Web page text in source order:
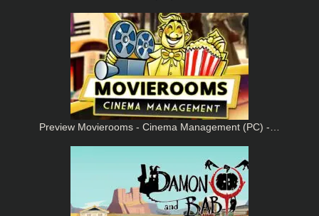
Preview Movierooms - Cinema Management (PC) -…